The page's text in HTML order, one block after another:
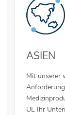
ASIEN
Mit unserer
UL Ihr